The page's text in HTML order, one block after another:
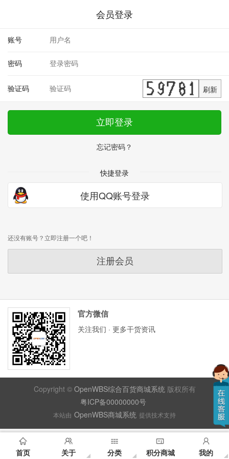
首页 关于 分类 积分商城 我的
会员登录
账号
密码
验证码 刷新
立即登录
忘记密码？
快捷登录
使用QQ账号登录
还没有账号？立即注册一个吧！
注册会员
官方微信
关注我们 · 更多干货资讯
Copyright © OpenWBS综合百货商城系统版权所有
粤ICP备00000000号
本站由 OpenWBS商城系统 提供技术支持